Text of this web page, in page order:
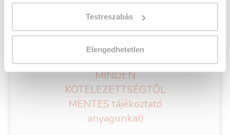
Testreszabás
Elengedhetetlen
Töltsd ki adatlapunkat,
hogy eljuttathassuk
HozzádINGYENES és
MINDEN
KÖTELEZETTSÉGTŐL
MENTES tájékoztató
anyagunkat!